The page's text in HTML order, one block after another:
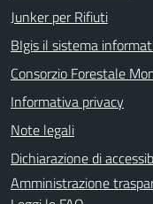
Junker per Rifiuti
BIgis il sistema
Consorzio Forestale
Informativa privacy
Note legali
Dichiarazione di
Amministrazione